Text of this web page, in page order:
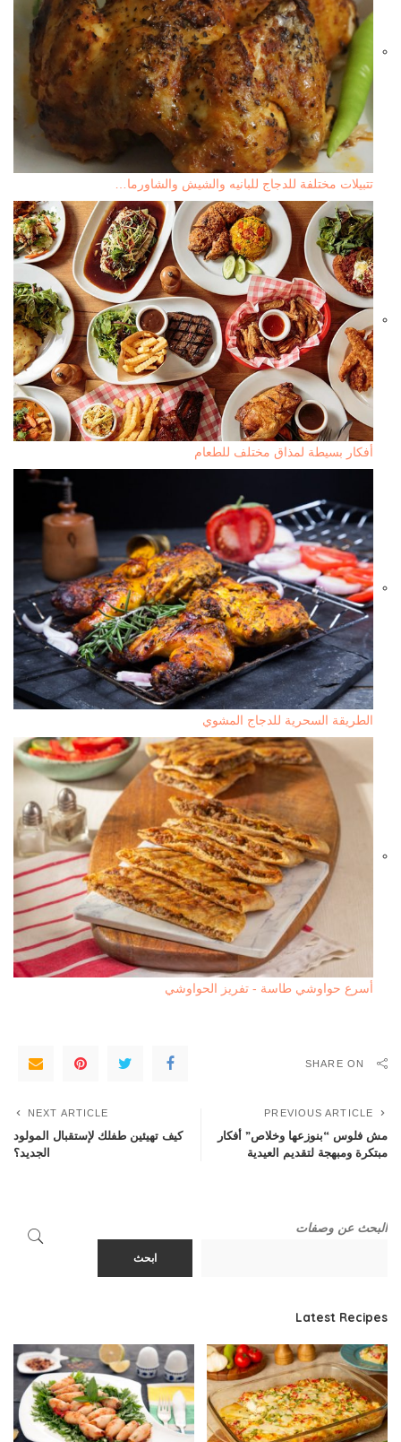
تتبيلات مختلفة للدجاج للبانيه والشيش والشاورما…
أفكار بسيطة لمذاق مختلف للطعام
الطريقة السحرية للدجاج المشوي
أسرع حواوشي طاسة - تفريز الحواوشي
SHARE ON
PREVIOUS ARTICLE
مش فلوس “بنوزعها وخلاص” أفكار
مبتكرة ومبهجة لتقديم العيدية
NEXT ARTICLE
كيف تهيئين طفلك لإستقبال المولود
الجديد؟
البحث عن وصفات
ابحث
Latest Recipes